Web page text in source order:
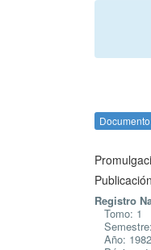
Registro
Tomo: 1
Año: 1982